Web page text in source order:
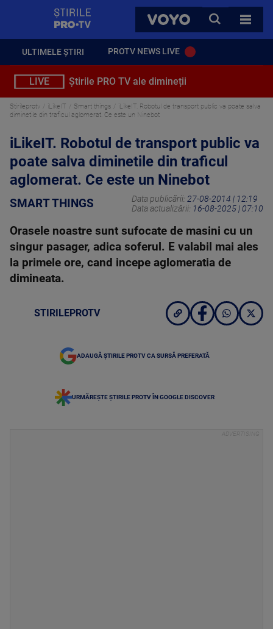
VOYO
CAUTA
TOATE
ULTIMELE ȘTIRI PROTV NEWS LIVE
LIVE Știrile PRO TV ale dimineții
Stirileprotv iLikeIT Smart things
iLikeIT. Robotul de transport public va poate salva
diminetile din traficul aglomerat. Ce este un Ninebot
iLikeIT. Robotul de transport public va
poate salva diminetile din traficul
aglomerat. Ce este un Ninebot
SMART THINGS Data publicării: 27-08-2014 | 12:19
Data actualizării: 16-08-2025 | 07:10
Orasele noastre sunt sufocate de masini cu un
singur pasager, adica soferul. E valabil mai ales
la primele ore, cand incepe aglomeratia de
dimineata.
STIRILEPROTV
ADAUGĂ ȘTIRILE PROTV CA SURSĂ PREFERATĂ
URMĂREȘTE ȘTIRILE PROTV ÎN GOOGLE DISCOVER